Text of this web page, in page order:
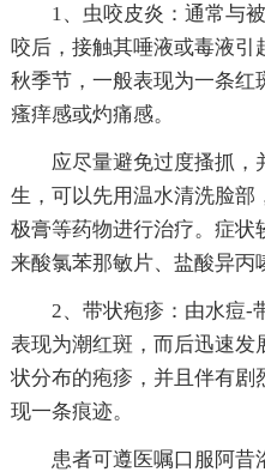
1、虫咬皮炎：通常与
咬后，接触其唾液或毒液引
秋季节，一般表现为一条红
瘙痒感或灼痛感。
应尽量避免过度搔抓，
生，可以先用温水清洗脸部
极膏等药物进行治疗。症状
来酸氯苯那敏片、盐酸异丙
2、带状疱疹：由水痘-
表现为潮红斑，而后迅速发
状分布的疱疹，并且伴有剧
现一条痕迹。
患者可遵医嘱口服阿昔